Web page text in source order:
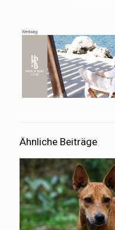
Werbung
Ähnliche Beiträge